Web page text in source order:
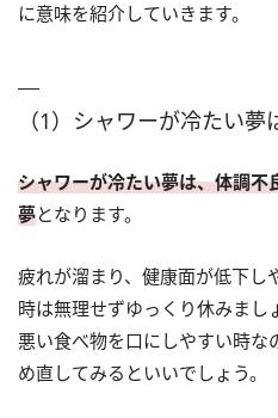
に意味を紹介していきます。
（1）シャワーが冷たい夢
シャワーが冷たい夢は、体調不
夢となります。
疲れが溜まり、健康面が低下し
時は無理せずゆっくり休みまし
悪い食べ物を口にしやすい時な
め直してみるといいでしょう。